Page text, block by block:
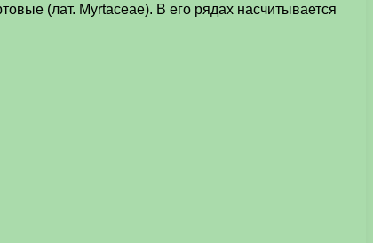
(лат. Myrtaceae). В его рядах насчитывается